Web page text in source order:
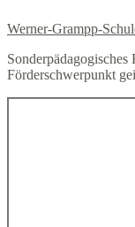
Inhalt
Werner-Grampp-
Förderschwerpunkt